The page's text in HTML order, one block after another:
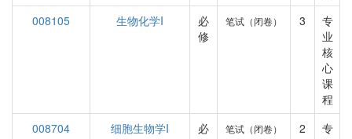
008105
生物化学I
必
修
笔试（闭卷） 3
专
业
核
心
课
程
008704
细胞生物学I
必
笔试（闭卷） 2
专